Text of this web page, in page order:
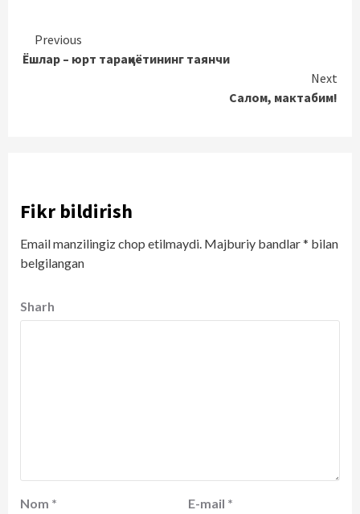
Continue
Reading
Previous
Ёшлар – юрт тараққиётининг таянчи
Next
Салом, мактабим!
Fikr bildirish
Email manzilingiz chop etilmaydi. Majburiy bandlar* bilan
belgilangan
Sharh
Nom * E-mail *